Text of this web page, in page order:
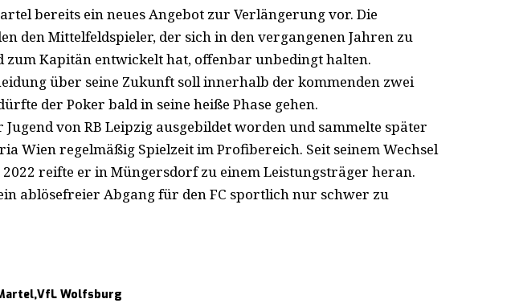
bereits ein neues Angebot zur Verlängerung vor. Die
den Mittelfeldspieler, der sich in den vergangenen Jahren zu
zum Kapitän entwickelt hat, offenbar unbedingt halten.
über seine Zukunft soll innerhalb der kommenden zwei
der Poker bald in seine heiße Phase gehen.
von RB Leipzig ausgebildet worden und sammelte später
Wien regelmäßig Spielzeit im Profibereich. Seit seinem Wechsel
reifte er in Müngersdorf zu einem Leistungsträger heran.
ablösefreier Abgang für den FC sportlich nur schwer zu
VfL Wolfsburg